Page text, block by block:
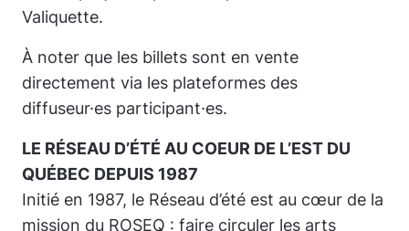
Valiquette.
À noter que les billets sont en vente
directement via les plateformes des
diffuseur·es participant·es.
LE RÉSEAU D’ÉTÉ AU COEUR DE L’EST DU
QUÉBEC DEPUIS 1987
Initié en 1987, le Réseau d’été est au cœur de la
mission du ROSEQ : faire circuler les arts